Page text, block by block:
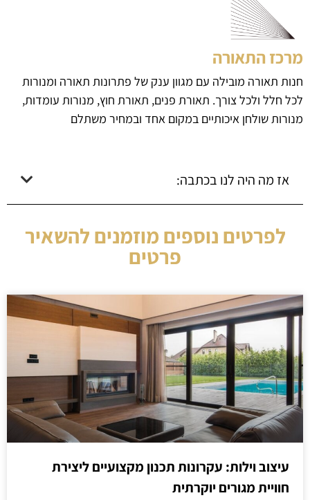
מרכז התאורה
חנות תאורה מובילה עם מגוון ענק של פתרונות תאורה ומנורות
לכל חלל ולכל צורך. תאורת פנים, תאורת חוץ, מנורות עומדות,
מנורות שולחן איכותיים במקום אחד ובמחיר משתלם
אז מה היה לנו בכתבה:
לפרטים נוספים מוזמנים להשאיר
פרטים
עיצוב וילות: עקרונות תכנון מקצועיים ליצירת
חוויית מגורים יוקרתית